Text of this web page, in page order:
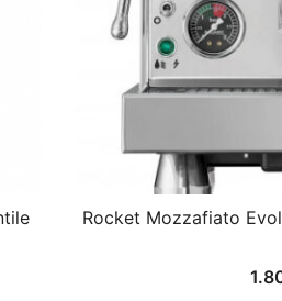
Rocket Mozzafiato